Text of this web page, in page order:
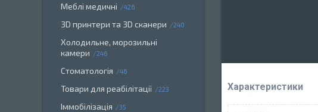
Характеристики
Меблі медичні 426
3D принтери та 3D сканери 240
Холодильне, морозильні
камери
246
Стоматологія 46
Товари для реабілітації 223
Іммобілізація 35